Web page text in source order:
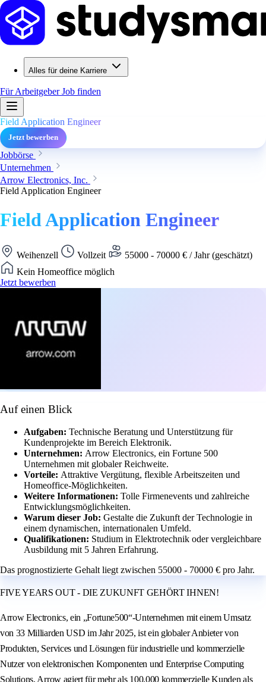
Alles für deine Karriere
Für ArbeitgeberJob finden
Field Application Engineer
Jetzt bewerben
Jobbörse
Unternehmen
Arrow Electronics, Inc.
Field Application Engineer
Field Application Engineer
Weihenzell Vollzeit
55000 - 70000 € / Jahr (geschätzt)
Kein Homeoffice möglich
Jetzt bewerben
Auf einen Blick
Aufgaben: Technische Beratung und Unterstützung für
Kundenprojekte im Bereich Elektronik.
Unternehmen: Arrow Electronics, ein Fortune 500
Unternehmen mit globaler Reichweite.
Vorteile: Attraktive Vergütung, flexible Arbeitszeiten und
Homeoffice-Möglichkeiten.
Weitere Informationen: Tolle Firmenevents und zahlreiche
Entwicklungsmöglichkeiten.
Warum dieser Job: Gestalte die Zukunft der Technologie in
einem dynamischen, internationalen Umfeld.
Qualifikationen: Studium in Elektrotechnik oder vergleichbare
Ausbildung mit 5 Jahren Erfahrung.
Das prognostizierte Gehalt liegt zwischen 55000 - 70000 € pro Jahr.
FIVE YEARS OUT - DIE ZUKUNFT GEHÖRT IHNEN!
Arrow Electronics, ein „Fortune500“-Unternehmen mit einem Umsatz
von 33 Milliarden USD im Jahr 2025, ist ein globaler Anbieter von
Produkten, Services und Lösungen für industrielle und kommerzielle
Nutzer von elektronischen Komponenten und Enterprise Computing
Solutions. Arrow agiert für mehr als 100.000 kommerzielle Kunden als